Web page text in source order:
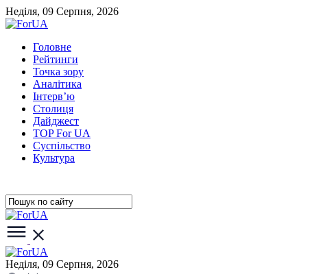
Неділя, 09 Серпня, 2026
Головне
Рейтинги
Точка зору
Аналітика
Інтерв’ю
Столиця
Дайджест
TOP For UA
Суспiльство
Культура
Неділя, 09 Серпня, 2026